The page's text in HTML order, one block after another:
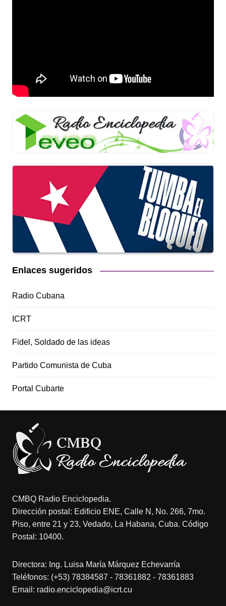
Enlaces sugeridos
Radio Cubana
ICRT
Fidel, Soldado de las ideas
Partido Comunista de Cuba
Portal Cubarte
CMBQ Radio Enciclopedia.
Dirección postal: Edificio ENE, Calle N, No. 266, 7mo.
Piso, entre 21 y 23, Vedado, La Habana, Cuba. Código
Postal: 10400.
Directora: Ing. Luisa María Márquez Echevarría
Teléfonos: (+53) 78384587 - 78361882 - 78361883
Email: radio.enciclopedia@icrt.cu